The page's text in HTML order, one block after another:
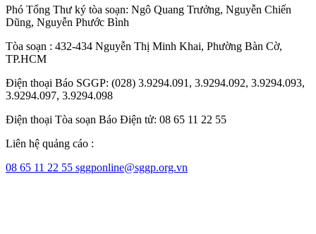
Phó Tổng Thư ký tòa soạn: Ngô Quang Trưởng, Nguyễn Chiến
Dũng, Nguyễn Phước Bình
Tòa soạn : 432-434 Nguyễn Thị Minh Khai, Phường Bàn Cờ,
TP.HCM
Điện thoại Báo SGGP: (028) 3.9294.091, 3.9294.092, 3.9294.093,
3.9294.097, 3.9294.098
Điện thoại Tòa soạn Báo Điện tử: 08 65 11 22 55
Liên hệ quảng cáo :
08 65 11 22 55 sggponline@sggp.org.vn